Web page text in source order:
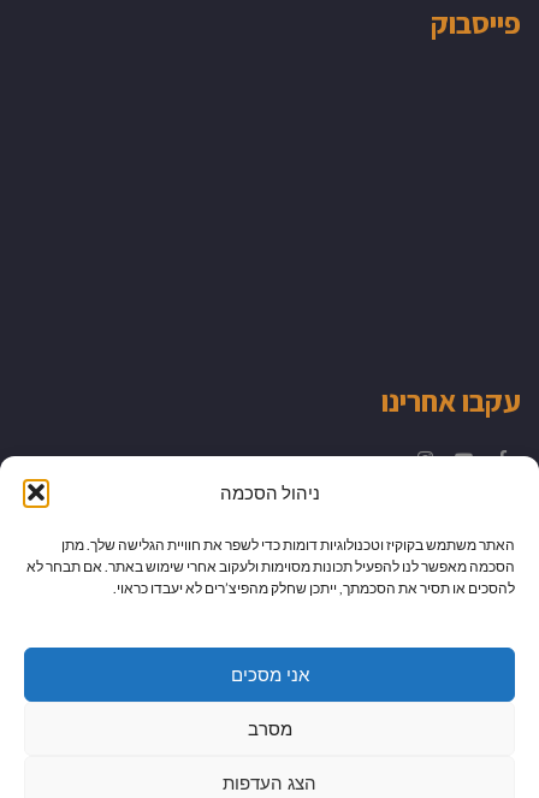
ניהול הסכמה
האתר משתמש בקוקיז וטכנולוגיות דומות כדי לשפר את חוויית הגלישה שלך. מתן
הסכמה מאפשר לנו להפעיל תכונות מסוימות ולעקוב אחרי שימוש באתר. אם תבחר לא
להסכים או תסיר את הסכמתך, ייתכן שחלק מהפיצ’רים לא יעבדו כראוי.
אני מסכים
מסרב
הצג העדפות
פייסבוק
עקבו אחרינו